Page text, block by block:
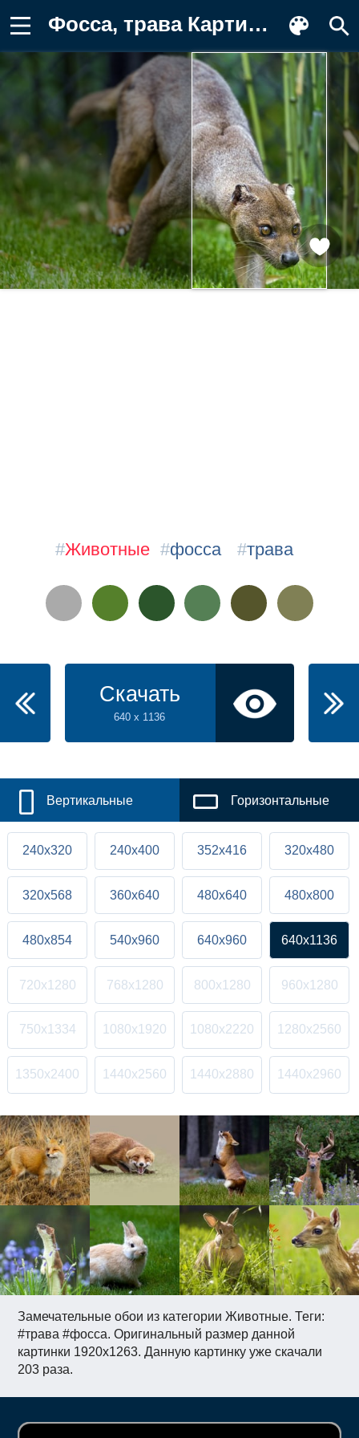
Фосса, трава Картинка на телефон
Замечательные обои из категории Животные. Теги:
#трава #фосса. Оригинальный размер данной
картинки 1920x1263. Данную картинку уже скачали
203 раза.
#Животные #фосса #трава
Скачать
640 x 1136
Вертикальные Горизонтальные
240x320 240x400 352x416 320x480
320x568 360x640 480x640 480x800
480x854 540x960 640x960 640x1136
720x1280 768x1280 800x1280 960x1280
750x1334 1080x1920 1080x2220 1280x2560
1350x2400 1440x2560 1440x2880 1440x2960